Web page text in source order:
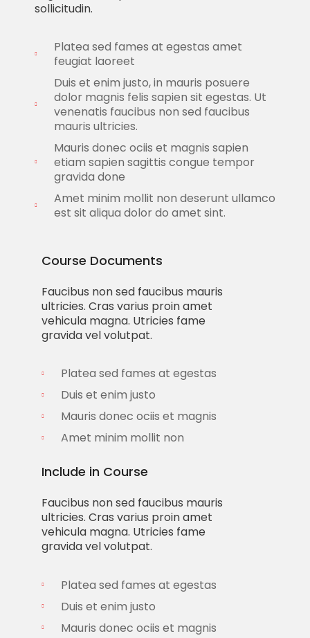
sollicitudin.
Platea sed fames at egestas amet
feugiat laoreet
Duis et enim justo, in mauris posuere
dolor magnis felis sapien sit egestas. Ut
venenatis faucibus non sed faucibus
mauris ultricies.
Mauris donec ociis et magnis sapien
etiam sapien sagittis congue tempor
gravida done
Amet minim mollit non deserunt ullamco
est sit aliqua dolor do amet sint.
Course Documents
Faucibus non sed faucibus mauris
ultricies. Cras varius proin amet
vehicula magna. Utricies fame
gravida vel volutpat.
Platea sed fames at egestas
Duis et enim justo
Mauris donec ociis et magnis
Amet minim mollit non
Include in Course
Faucibus non sed faucibus mauris
ultricies. Cras varius proin amet
vehicula magna. Utricies fame
gravida vel volutpat.
Platea sed fames at egestas
Duis et enim justo
Mauris donec ociis et magnis